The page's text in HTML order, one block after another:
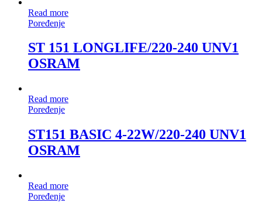
Read more
Poređenje
ST 151 LONGLIFE/220-240 UNV1
OSRAM
Read more
Poređenje
ST151 BASIC 4-22W/220-240 UNV1
OSRAM
Read more
Poređenje